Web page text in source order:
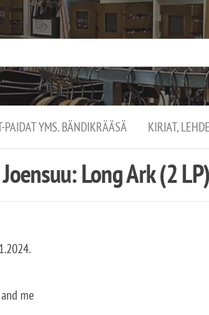
PAIDAT YMS. BÄNDIKRÄÄSÄ KIRJAT,
Long Ark (2 LP)
me